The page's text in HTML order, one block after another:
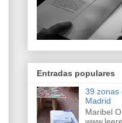
Entradas populares
39 zonas
Madrid
Maribel